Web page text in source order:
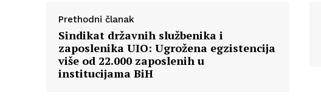
Prethodni članak
Sindikat državnih službenika i
zaposlenika UIO: Ugrožena egzistencija
više od 22.000 zaposlenih u
institucijama BiH